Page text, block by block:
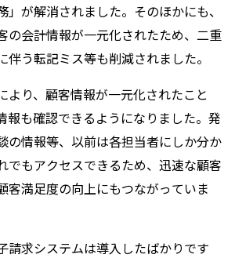
」が解消されました。そのほかにも、
の会計情報が一元化されたため、二重
伴う転記ミス等も削減されました。
より、顧客情報が一元化されたこと
報も確認できるようになりました。発
の情報等、以前は各担当者にしか分か
でもアクセスできるため、迅速な顧客
客満足度の向上にもつながっていま
請求システムは導入したばかりです